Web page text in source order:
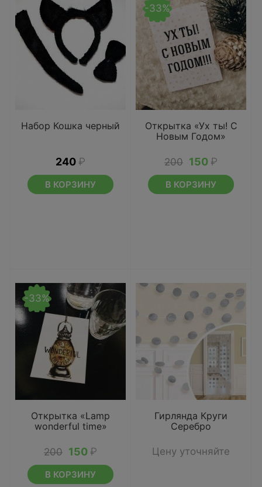
Набор Кошка черный
240 ₽
В КОРЗИНУ
-33%
Открытка «Ух ты! С
Новым Годом»
200 150 ₽
В КОРЗИНУ
-33%
Открытка «Lamp
wonderful time»
200 150 ₽
В КОРЗИНУ
Гирлянда Круги
Серебро
Цену уточняйте